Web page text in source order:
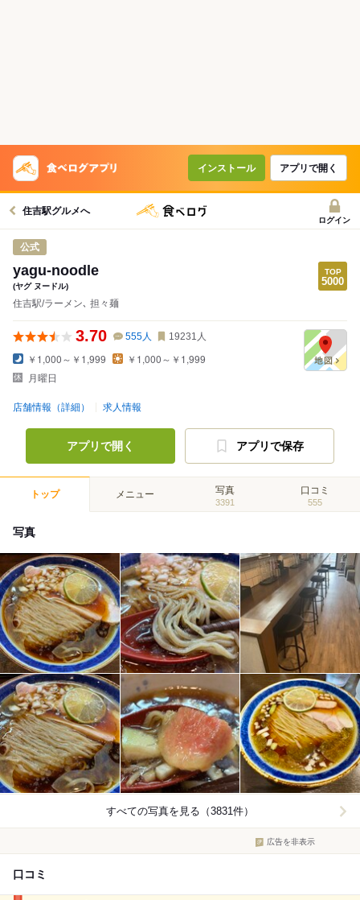
インストール アプリで開く
住吉駅グルメへ
ログイン
公式
yagu-noodle
(ヤグ ヌードル)
住吉駅/ラーメン､ 担々麺
3.70 555人 19231 人
￥1,000～￥1,999
￥1,000～￥1,999
月曜日
店舗情報（詳細） 求人情報
アプリで開く アプリで保存
トップ メニュー 写真
3391
口コミ
555
写真
すべての写真を見る（3831件）
広告を非表示
口コミ